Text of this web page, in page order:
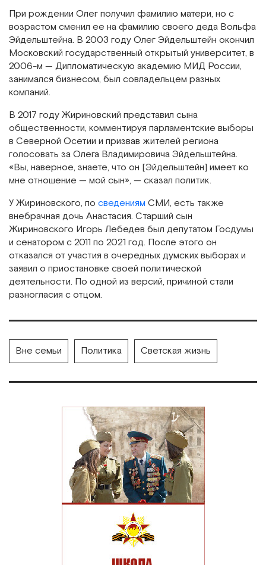
При рождении Олег получил фамилию матери, но с
возрастом сменил ее на фамилию своего деда Вольфа
Эйдельштейна. В 2003 году Олег Эйдельштейн окончил
Московский государственный открытый университет, в
2006-м — Дипломатическую академию МИД России,
занимался бизнесом, был совладельцем разных
компаний.
В 2017 году Жириновский представил сына
общественности, комментируя парламентские выборы
в Северной Осетии и призвав жителей региона
голосовать за Олега Владимировича Эйдельштейна.
«Вы, наверное, знаете, что он [Эйдельштейн] имеет ко
мне отношение — мой сын», — сказал политик.
У Жириновского, по сведениям СМИ, есть также
внебрачная дочь Анастасия. Старший сын
Жириновского Игорь Лебедев был депутатом Госдумы
и сенатором с 2011 по 2021 год. После этого он
отказался от участия в очередных думских выборах и
заявил о приостановке своей политической
деятельности. По одной из версий, причиной стали
разногласия с отцом.
Вне семьи Политика Светская жизнь